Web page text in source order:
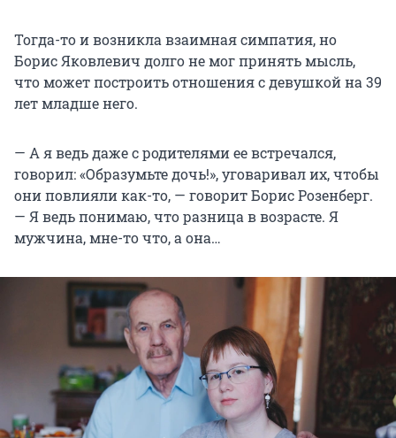
Тогда-то и возникла взаимная симпатия, но
Борис Яковлевич долго не мог принять мысль,
что может построить отношения с девушкой на 39
лет младше него.
— А я ведь даже с родителями ее встречался,
говорил: «Образумьте дочь!», уговаривал их, чтобы
они повлияли как-то, — говорит Борис Розенберг.
— Я ведь понимаю, что разница в возрасте. Я
мужчина, мне-то что, а она…